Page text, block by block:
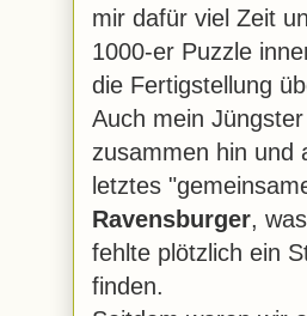
mir dafür viel Zeit
1000-er Puzzle
die Fertigstellung
Auch mein
zusammen hin und
letztes
Ravensburger,
fehlte plötzlich ein
finden.